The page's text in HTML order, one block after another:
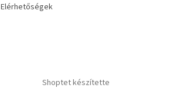
Elérhetőségek
Shoptet készítette